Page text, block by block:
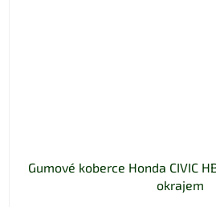
Gumové koberce Honda CIVIC
okrajem